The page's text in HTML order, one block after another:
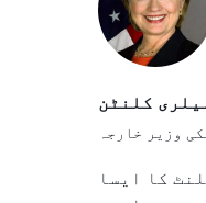
ہیلری کلنٹن
کا ایسا